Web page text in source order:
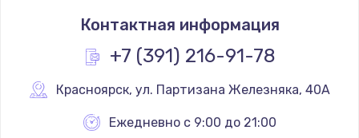
2300 руб.
Заказать
Замена вебкамеры
1340 руб.
Контактная информация
+7 (391) 216-91-78
Красноярск, ул. Партизана Железняка, 40А
Ежедневно с 9:00 до 21:00